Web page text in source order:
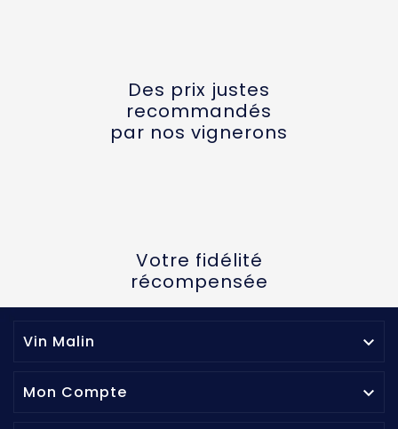
Des prix justes
recommandés
par nos vignerons
Votre fidélité
récompensée
Vin Malin 
Mon Compte 